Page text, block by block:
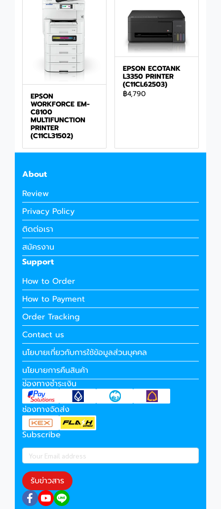
EPSON
WORKFORCE EM-
C8100
MULTIFUNCTION
PRINTER
(C11CL31502)
EPSON ECOTANK
L3350 PRINTER
(C11CL62503)
฿4,790
About
Review
Privacy Policy
ติดต่อเรา
สมัครงาน
Support
How to Order
How to Payment
Order Tracking
Contact us
นโยบายเกี่ยวกับการใช้ข้อมูลส่วนบุคคล
นโยบายการคืนสินค้า
ช่องทางชำระเงิน
ช่องทางจัดส่ง
Subscribe
รับข่าวสาร